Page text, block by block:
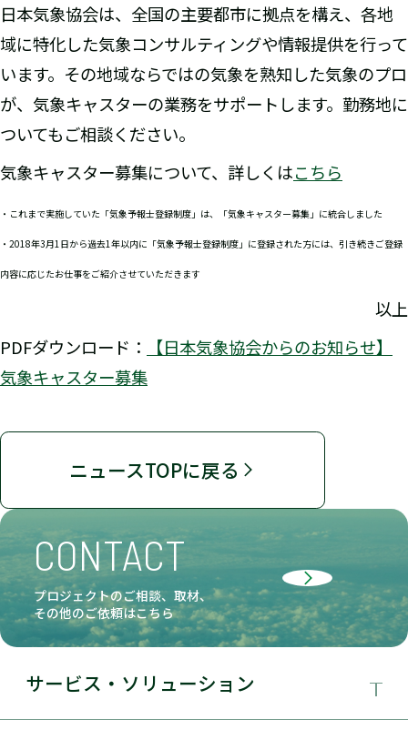
日本気象協会は、全国の主要都市に拠点を構え、各地
域に特化した気象コンサルティングや情報提供を行って
います。その地域ならではの気象を熟知した気象のプロ
が、気象キャスターの業務をサポートします。勤務地に
ついてもご相談ください。
気象キャスター募集について、詳しくはこちら
・これまで実施していた「気象予報士登録制度」は、「気象キャスター募集」に統合しました
・2018年3月1日から過去1年以内に「気象予報士登録制度」に登録された方には、引き続きご登録
内容に応じたお仕事をご紹介させていただきます
以上
PDFダウンロード：
【日本気象協会からのお知らせ】
気象キャスター募集
ニュースTOPに戻る
CONTACT
プロジェクトのご相談、取材、
その他のご依頼はこちら
サービス・ソリューション